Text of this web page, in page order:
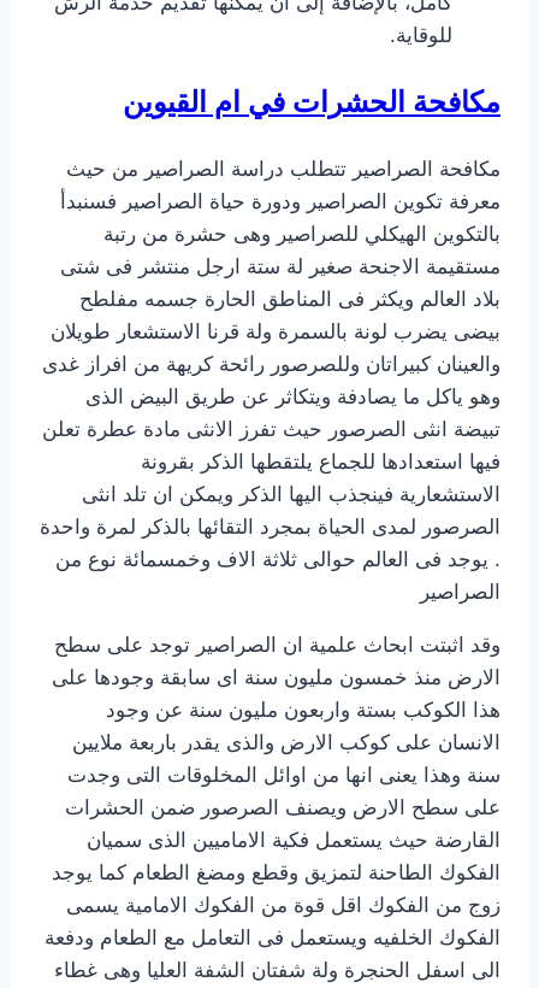
للوقاية.
مكافحة الحشرات في ام القيوين
مكافحة الصراصير تتطلب دراسة الصراصير من حيث
معرفة تكوين الصراصير ودورة حياة الصراصير فسنبدأ
بالتكوين الهيكلي للصراصير وهى حشرة من رتبة
مستقيمة الاجنحة صغير لة ستة ارجل منتشر فى شتى
بلاد العالم ويكثر فى المناطق الحارة جسمه مفلطح
بيضى يضرب لونة بالسمرة ولة قرنا الاستشعار طويلان
والعينان كبيراتان وللصرصور رائحة كريهة من افراز غدى
وهو ياكل ما يصادفة ويتكاثر عن طريق البيض الذى
تبيضة انثى الصرصور حيث تفرز الانثى مادة عطرة تعلن
فيها استعدادها للجماع يلتقطها الذكر بقرونة
الاستشعارية فينجذب اليها الذكر ويمكن ان تلد انثى
الصرصور لمدى الحياة بمجرد التقائها بالذكر لمرة واحدة
. يوجد فى العالم حوالى ثلاثة الاف وخمسمائة نوع من
الصراصير
وقد اثبتت ابحاث علمية ان الصراصير توجد على سطح
الارض منذ خمسون مليون سنة اى سابقة وجودها على
هذا الكوكب بستة واربعون مليون سنة عن وجود
الانسان على كوكب الارض والذى يقدر باربعة ملايين
سنة وهذا يعنى انها من اوائل المخلوقات التى وجدت
على سطح الارض ويصنف الصرصور ضمن الحشرات
القارضة حيث يستعمل فكية الاماميين الذى سميان
الفكوك الطاحنة لتمزيق وقطع ومضغ الطعام كما يوجد
زوج من الفكوك اقل قوة من الفكوك الامامية يسمى
الفكوك الخلفيه ويستعمل فى التعامل مع الطعام ودفعة
الى اسفل الحنجرة ولة شفتان الشفة العليا وهى غطاء